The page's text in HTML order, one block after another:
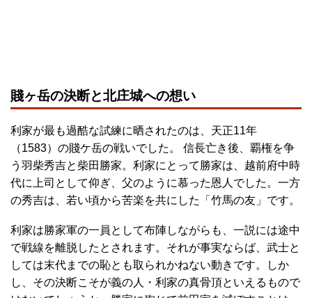
賤ヶ岳の決断と北庄城への想い
利家が最も過酷な試練に晒されたのは、天正11年
（1583）の賤ケ岳の戦いでした。 信長亡き後、覇権を争
う羽柴秀吉と柴田勝家。利家にとって勝家は、越前府中時
代に上司として仰ぎ、父のように慕った恩人でした。一方
の秀吉は、若い頃から苦楽を共にした「竹馬の友」です。
利家は勝家軍の一員として布陣しながらも、一説には途中
で戦線を離脱したとされます。それが事実ならば、武士と
しては末代までの恥とも取られかねない動きです。しか
し、その決断こそが義の人・利家の真骨頂といえるもので